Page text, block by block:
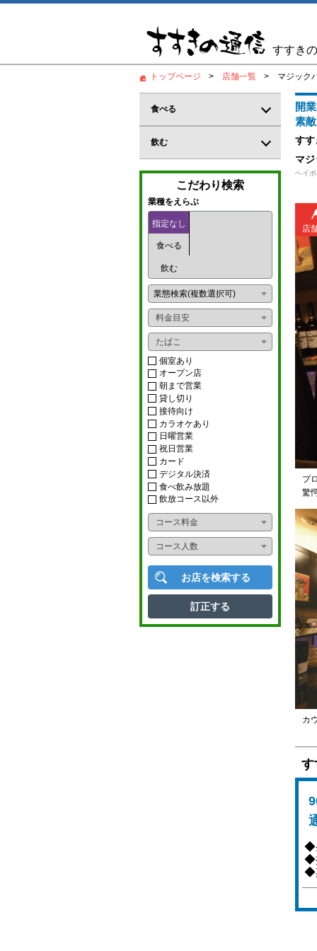
すすき
トップページ 店舗一覧 マジック
開
素
すす
マ
ヘイポ
店
プ
驚
カ
す
◆
◆
◆
食べる
居酒屋
郷土料理
鍋料理
創作料理
海鮮料理
炉端
おばんざい
ダイニングバー
イタリアン
フレンチ
アジアンフード
タイ料理
中華料理
韓国料理
多国籍料理
寿司
かに料理
うなぎ
飲む
バー
カジュアルバー
コンカフェ
ガールズバー
パブ
パブスナック
ライブ
ショー
カラオケボックス
ナイトクラブ
スナック
ニュークラブ
ラウンジ
こだわり検索
業種をえらぶ
指定なし
食べる
飲む
業態検索(複数選択可)
料金目安
たばこ
個室あり
オープン店
朝まで営業
貸し切り
接待向け
カラオケあり
日曜営業
祝日営業
カード
デジタル決済
食べ飲み放題
飲放コース以外
コース料金
コース人数
お店を検索する
訂正する